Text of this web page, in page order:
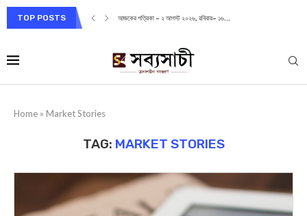
TOP POSTS আজকের পত্রিকা – ২ আগস্ট ২০২৬, রবিবার– ১৬...
Home » Market Stories
TAG: MARKET STORIES